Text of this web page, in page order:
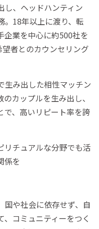
し、ヘッドハンティン
。18年以上に渡り、転
企業を中心に約500社を
者とのカウンセリング
生み出した相性マッチン
カップルを生み出し、
で、高いリピート率を誇
リチュアルな分野でも活
係を
国や社会に依存せず、自
コミュニティーをつく